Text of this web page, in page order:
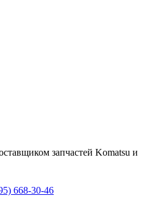
запчастей Komatsu и
668-30-46